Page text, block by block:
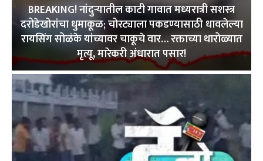
BREAKING! नांदुऱ्यातील काटी गावात मध्यरात्री सशस्त्र
दरोडेखोरांचा धुमाकूळ; चोरट्याला पकडण्यासाठी धावलेल्या
रायसिंग सोळंके यांच्यावर चाकूचे वार… रक्ताच्या थारोळ्यात
मृत्यू, मारेकरी अंधारात पसार!